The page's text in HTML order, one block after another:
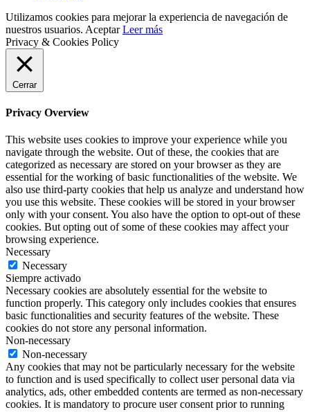
Utilizamos cookies para mejorar la experiencia de navegación de
nuestros usuarios. Aceptar Leer más
Privacy & Cookies Policy
Cerrar
Privacy Overview
This website uses cookies to improve your experience while you
navigate through the website. Out of these, the cookies that are
categorized as necessary are stored on your browser as they are
essential for the working of basic functionalities of the website. We
also use third-party cookies that help us analyze and understand how
you use this website. These cookies will be stored in your browser
only with your consent. You also have the option to opt-out of these
cookies. But opting out of some of these cookies may affect your
browsing experience.
Necessary
Necessary
Siempre activado
Necessary cookies are absolutely essential for the website to
function properly. This category only includes cookies that ensures
basic functionalities and security features of the website. These
cookies do not store any personal information.
Non-necessary
Non-necessary
Any cookies that may not be particularly necessary for the website
to function and is used specifically to collect user personal data via
analytics, ads, other embedded contents are termed as non-necessary
cookies. It is mandatory to procure user consent prior to running